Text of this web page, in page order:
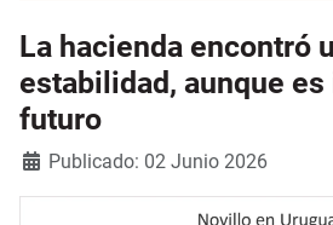
La hacienda encontró
estabilidad, aunque
futuro
Detalles
Publicado: 02 Junio 2026